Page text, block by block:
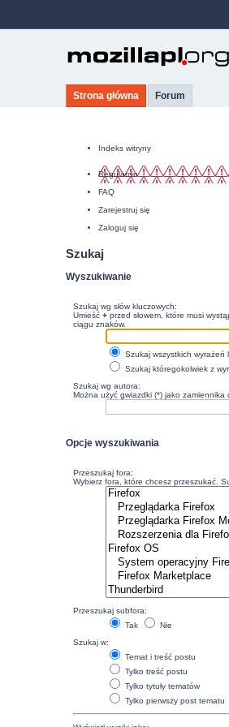
Strona główna Forum
Indeks witryny
Regulamin
FAQ
Zarejestruj się
Zaloguj się
Szukaj
Wyszukiwanie
Szukaj wg słów kluczowych:
Umieść+ przed słowem, które musi
ciągu znaków.
Szukaj wszystkich
Szukaj któregokolwiek z
Szukaj wg autora:
Można użyć gwiazdki (*) jako zamiennika
Opcje wyszukiwania
Przeszukaj fora:
Wybierz fora, które chcesz przeszukać.
Przeszukaj subfora:
Tak
Nie
Szukaj w:
Temat i treść postu
Tylko treść postu
Tylko tytuły tematów
Tylko pierwszy post tematu